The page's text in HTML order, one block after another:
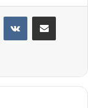
के बीच हुए इस
ने पहुंचकर काफी हंगामा